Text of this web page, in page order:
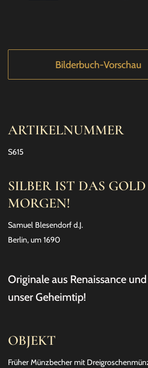
OBJEKT
Früher Münzbecher mit
Bilderbuch-Vorschau
ARTIKELNUMMER
S615
SILBER IST DAS
MORGEN!
Samuel Blesendorf d.J.
Berlin, um 1690
Originale aus Renaissance
unser Geheimtip!